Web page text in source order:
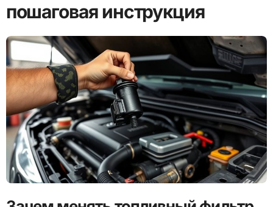
пошаговая инструкция